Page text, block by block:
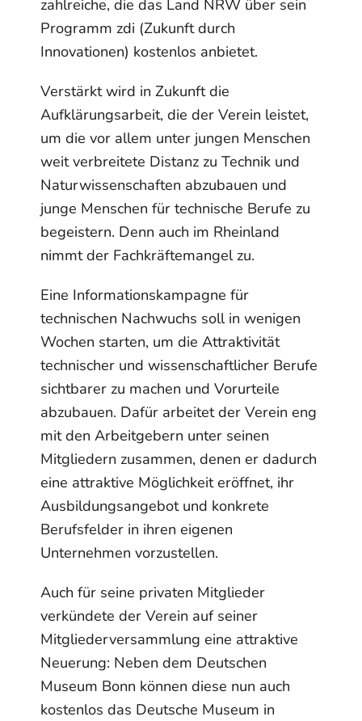
zahlreiche, die das Land NRW über sein
Programm zdi (Zukunft durch
Innovationen) kostenlos anbietet.
Verstärkt wird in Zukunft die
Aufklärungsarbeit, die der Verein leistet,
um die vor allem unter jungen Menschen
weit verbreitete Distanz zu Technik und
Naturwissenschaften abzubauen und
junge Menschen für technische Berufe zu
begeistern. Denn auch im Rheinland
nimmt der Fachkräftemangel zu.
Eine Informationskampagne für
technischen Nachwuchs soll in wenigen
Wochen starten, um die Attraktivität
technischer und wissenschaftlicher Berufe
sichtbarer zu machen und Vorurteile
abzubauen. Dafür arbeitet der Verein eng
mit den Arbeitgebern unter seinen
Mitgliedern zusammen, denen er dadurch
eine attraktive Möglichkeit eröffnet, ihr
Ausbildungsangebot und konkrete
Berufsfelder in ihren eigenen
Unternehmen vorzustellen.
Auch für seine privaten Mitglieder
verkündete der Verein auf seiner
Mitgliederversammlung eine attraktive
Neuerung: Neben dem Deutschen
Museum Bonn können diese nun auch
kostenlos das Deutsche Museum in